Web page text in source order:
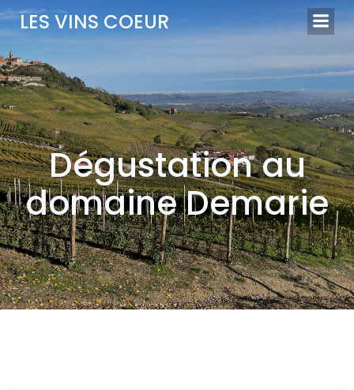
au
LES VINS COEUR
Dégustation au
domaine Demarie